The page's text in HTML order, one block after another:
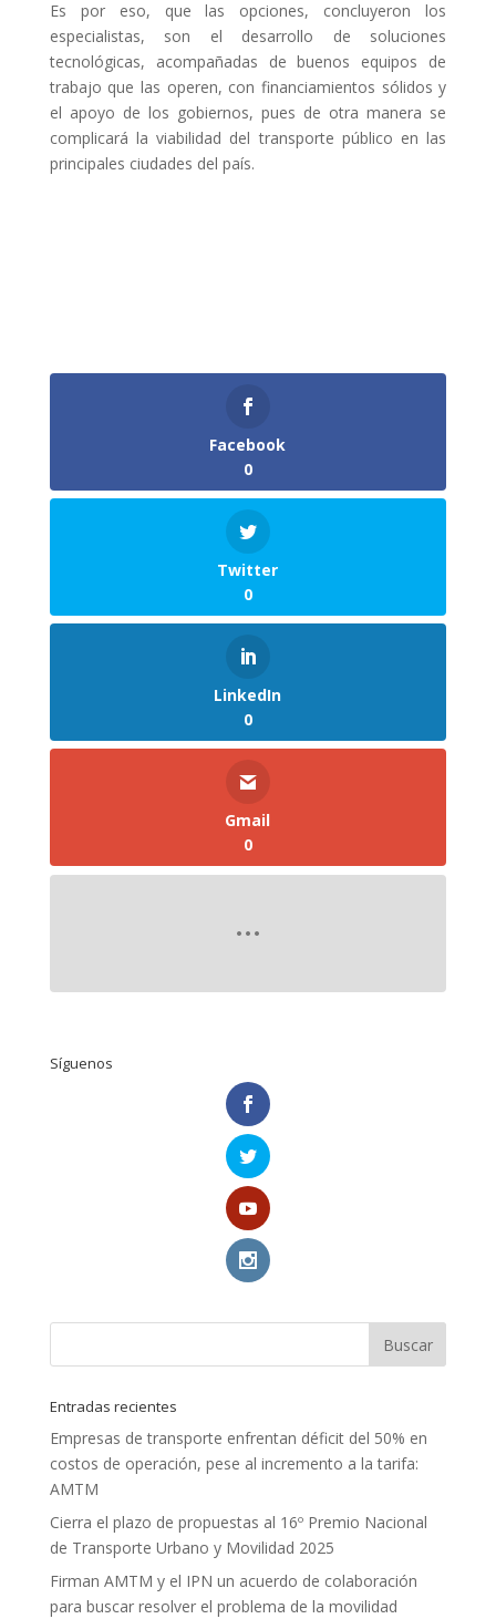
Es por eso, que las opciones, concluyeron los
especialistas, son el desarrollo de soluciones
tecnológicas, acompañadas de buenos equipos de
trabajo que las operen, con financiamientos sólidos y
el apoyo de los gobiernos, pues de otra manera se
complicará la viabilidad del transporte público en las
principales ciudades del país.
Facebook
0
Twitter
0
LinkedIn
0
Gmail
0
Síguenos
Entradas recientes
Empresas de transporte enfrentan déficit del 50% en
costos de operación, pese al incremento a la tarifa:
AMTM
Cierra el plazo de propuestas al 16º Premio Nacional
de Transporte Urbano y Movilidad 2025
Firman AMTM y el IPN un acuerdo de colaboración
para buscar resolver el problema de la movilidad